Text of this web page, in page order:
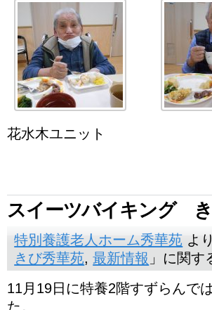
花水木ユニット
スイーツバイキング
特別養護老人ホーム秀華苑 よ
きび秀華苑,最新情報 」に関
11月19日に特養2階すずらんでは
た。